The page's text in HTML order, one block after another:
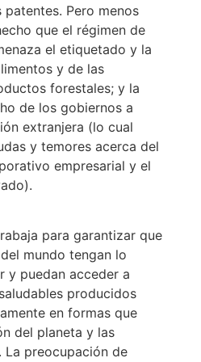
Pero menos
que el régimen de
el etiquetado y la
y de las
forestales; y la
de los gobiernos a
extranjera (lo cual
y temores acerca del
empresarial y el
para garantizar que
mundo tengan lo
y puedan acceder a
producidos
en formas que
del planeta y las
La preocupación de